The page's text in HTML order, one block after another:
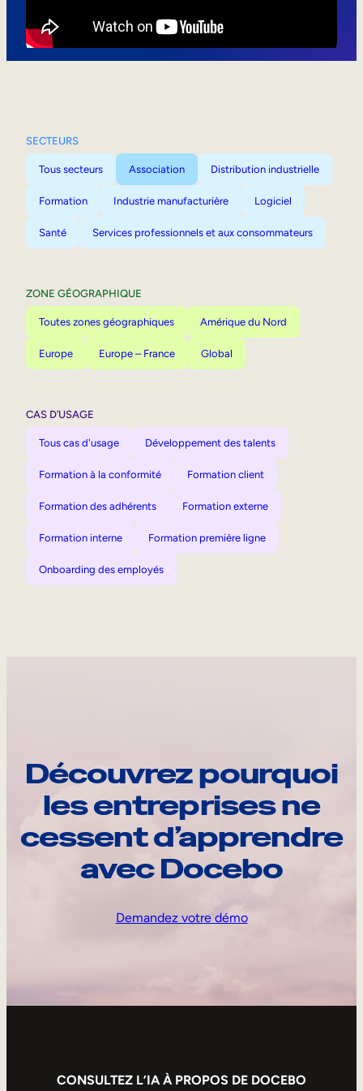
SECTEURS
Tous secteurs Association Distribution industrielle
Formation Industrie manufacturière Logiciel
Santé Services professionnels et aux consommateurs
ZONE GÉOGRAPHIQUE
Toutes zones géographiques Amérique du Nord
Europe Europe – France Global
CAS D’USAGE
Tous cas d'usage Développement des talents
Formation à la conformité Formation client
Formation des adhérents Formation externe
Formation interne Formation première ligne
Onboarding des employés
Découvrez pourquoi
les entreprises ne
cessent d’apprendre
avec Docebo
Demandez votre démo
CONSULTEZ L’IA À PROPOS DE DOCEBO